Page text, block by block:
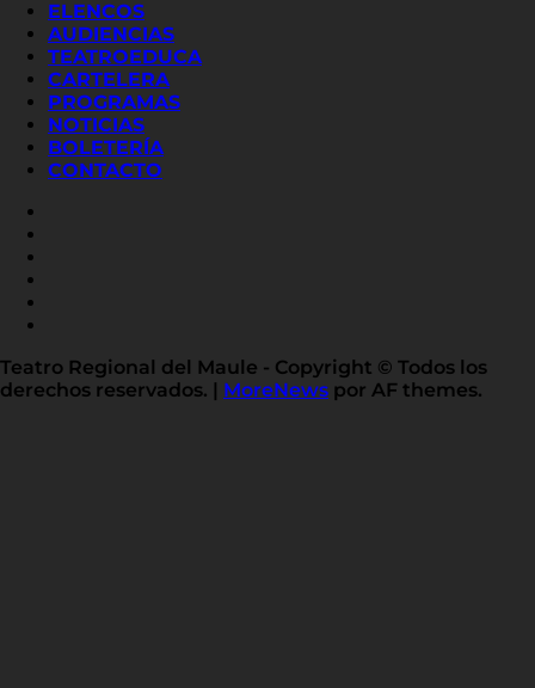
ELENCOS
AUDIENCIAS
TEATROEDUCA
CARTELERA
PROGRAMAS
NOTICIAS
BOLETERÍA
CONTACTO
Teatro Regional del Maule - Copyright © Todos los
derechos reservados.
MoreNews por AF themes.